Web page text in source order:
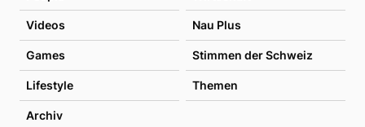
Videos Nau Plus
Games Stimmen der Schweiz
Lifestyle Themen
Archiv